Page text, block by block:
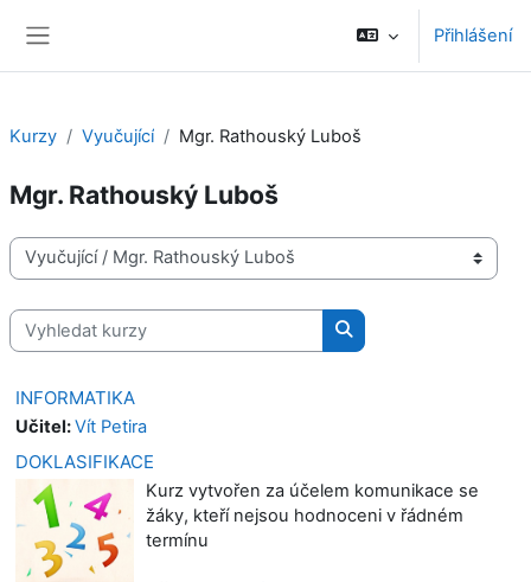
Přihlášení
Kurzy Vyučující Mgr. Rathouský Luboš
Mgr. Rathouský Luboš
Kategorie kurzů
Vyhledat kurzy
Vyhledat kurzy
INFORMATIKA
Učitel:Vít Petira
DOKLASIFIKACE
Kurz vytvořen za účelem komunikace se
žáky, kteří nejsou hodnoceni v řádném
termínu